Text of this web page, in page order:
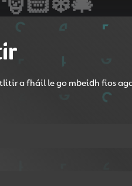
a fheabhsú agus
a fháil le go mbeidh fios